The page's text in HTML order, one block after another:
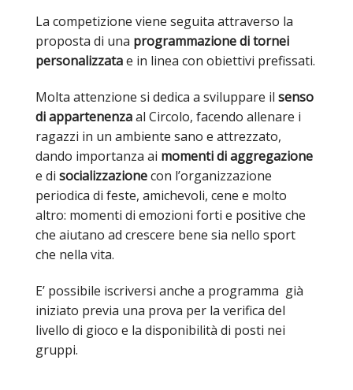
La competizione viene seguita attraverso la
proposta di una programmazione di tornei
personalizzatae in linea con obiettivi prefissati.
Molta attenzione si dedica a sviluppare il senso
di appartenenzaal Circolo, facendo allenare i
ragazzi in un ambiente sano e attrezzato,
dando importanza ai momenti di aggregazione
e di socializzazionecon l’organizzazione
periodica di feste, amichevoli, cene e molto
altro: momenti di emozioni forti e positive che
che aiutano ad crescere bene sia nello sport
che nella vita.
E’ possibile iscriversi anche a programma già
iniziato previa una prova per la verifica del
livello di gioco e la disponibilità di posti nei
gruppi.